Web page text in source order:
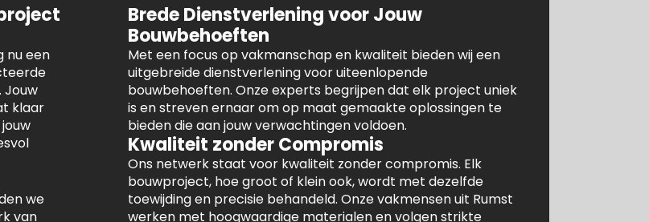
nu een
Jouw
klaar
we
van
Brede Dienstverlening voor Jouw
Bouwbehoeften
Met een focus op vakmanschap en kwaliteit bieden wij een
uitgebreide dienstverlening voor uiteenlopende
bouwbehoeften. Onze experts begrijpen dat elk project uniek
is en streven ernaar om op maat gemaakte oplossingen te
bieden die aan jouw verwachtingen voldoen.
Kwaliteit zonder Compromis
Ons netwerk staat voor kwaliteit zonder compromis. Elk
bouwproject, hoe groot of klein ook, wordt met dezelfde
toewijding en precisie behandeld. Onze vakmensen uit Rumst
werken met hoogwaardige materialen en volgen strikte